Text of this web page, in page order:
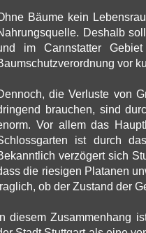
Bäume kein
Deshalb
im Cannstatter
vor
die Verluste von
brauchen, sind
Vor allem das
ist durch
verzögert sich
die riesigen Platanen
ob der Zustand der
In diesem Zusammenhang